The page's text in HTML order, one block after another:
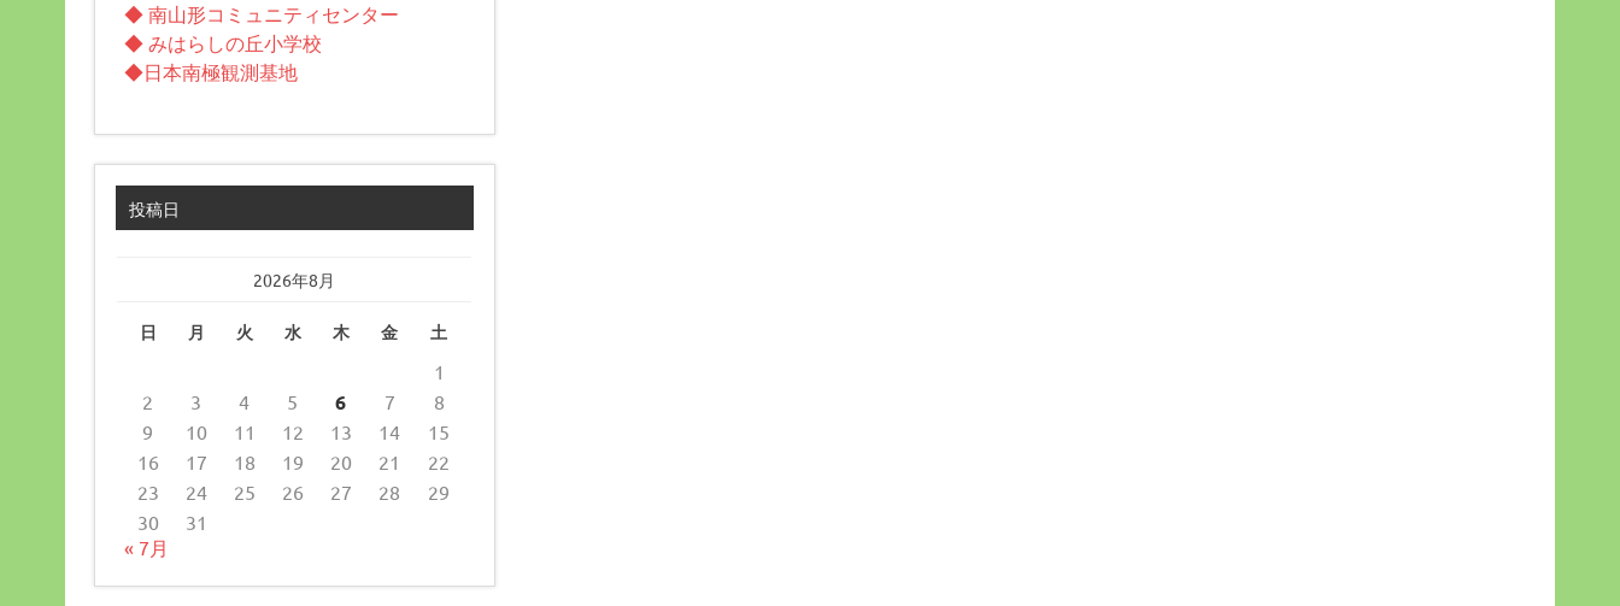
◆ 南山形コミュニティセンター
◆ みはらしの丘小学校
◆日本南極観測基地
投稿日
2026年8月
日 月 火 水 木 金 土
1
2
3 4 5 6 7
8
9
10 11 12 13 14
15
16
17 18 19 20 21
22
23
24 25 26 27 28
29
30
31
« 7月